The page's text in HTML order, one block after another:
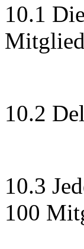
10.1
10.2
10.3
100